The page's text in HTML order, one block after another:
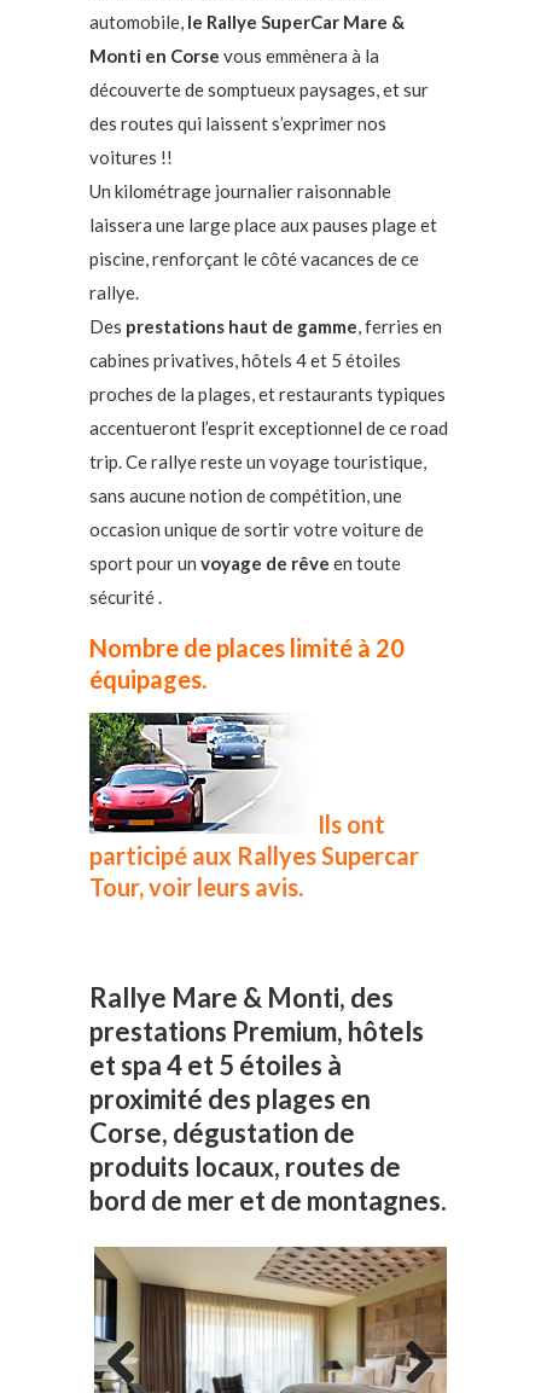
automobile, le Rallye SuperCar Mare &
Monti en Corse vous emmènera à la
découverte de somptueux paysages, et sur
des routes qui laissent s’exprimer nos
voitures !!
Un kilométrage journalier raisonnable
laissera une large place aux pauses plage et
piscine, renforçant le côté vacances de ce
rallye.
Des prestations haut de gamme, ferries en
cabines privatives, hôtels 4 et 5 étoiles
proches de la plages, et restaurants typiques
accentueront l’esprit exceptionnel de ce road
trip. Ce rallye reste un voyage touristique,
sans aucune notion de compétition, une
occasion unique de sortir votre voiture de
sport pour un voyage de rêve en toute
sécurité .
Nombre de places limité à 20
équipages.
Ils ont
participé aux Rallyes Supercar
Tour, voir leurs avis.
Rallye Mare & Monti, des
prestations Premium, hôtels
et spa 4 et 5 étoiles à
proximité des plages en
Corse, dégustation de
produits locaux, routes de
bord de mer et de montagnes.